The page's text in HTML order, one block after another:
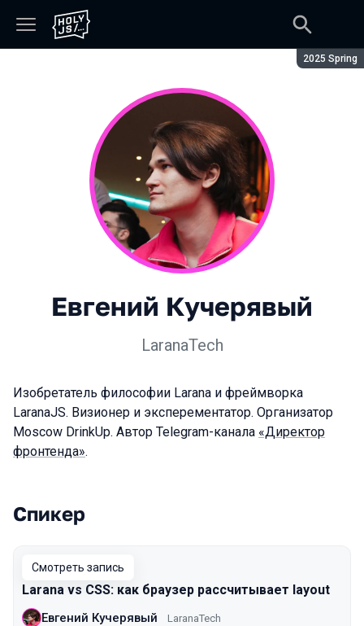
Сезон:
2025 Spring
Евгений Кучерявый
LaranaTech
Изобретатель философии Larana и фреймворка
LaranaJS. Визионер и эксперементатор. Организатор
Moscow DrinkUp. Автор Telegram-канала «Директор
фронтенда».
Выступления в сезоне 2025 Spring
Спикер
Смотреть запись
Larana vs CSS: как браузер рассчитывает layout
Евгений Кучерявый LaranaTech